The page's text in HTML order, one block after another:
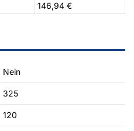
146,94 €
Nein
325
120